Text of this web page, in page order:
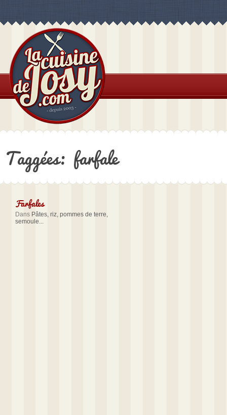
Taggées: farfale
Farfales
Dans Pâtes, riz, pommes de terre,
semoule...